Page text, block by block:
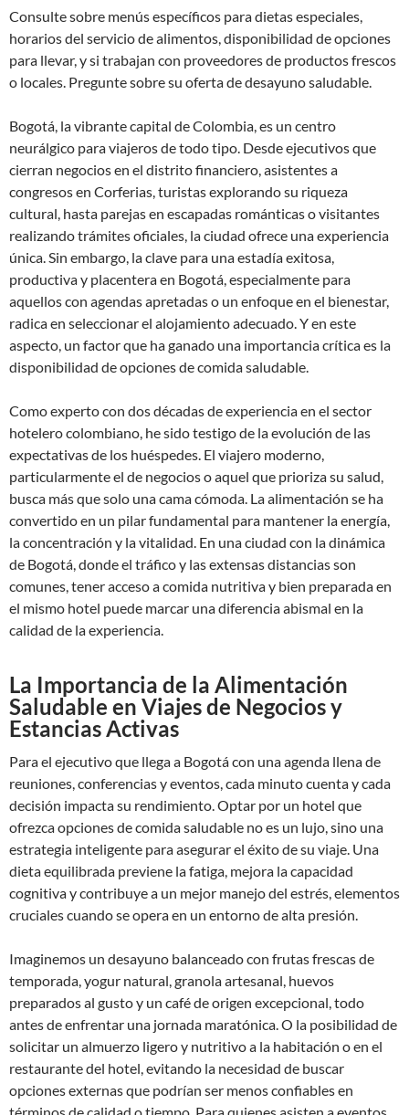
Consulte sobre menús específicos para dietas especiales,
horarios del servicio de alimentos, disponibilidad de opciones
para llevar, y si trabajan con proveedores de productos frescos
o locales. Pregunte sobre su oferta de desayuno saludable.
Bogotá, la vibrante capital de Colombia, es un centro
neurálgico para viajeros de todo tipo. Desde ejecutivos que
cierran negocios en el distrito financiero, asistentes a
congresos en Corferias, turistas explorando su riqueza
cultural, hasta parejas en escapadas románticas o visitantes
realizando trámites oficiales, la ciudad ofrece una experiencia
única. Sin embargo, la clave para una estadía exitosa,
productiva y placentera en Bogotá, especialmente para
aquellos con agendas apretadas o un enfoque en el bienestar,
radica en seleccionar el alojamiento adecuado. Y en este
aspecto, un factor que ha ganado una importancia crítica es la
disponibilidad de opciones de comida saludable.
Como experto con dos décadas de experiencia en el sector
hotelero colombiano, he sido testigo de la evolución de las
expectativas de los huéspedes. El viajero moderno,
particularmente el de negocios o aquel que prioriza su salud,
busca más que solo una cama cómoda. La alimentación se ha
convertido en un pilar fundamental para mantener la energía,
la concentración y la vitalidad. En una ciudad con la dinámica
de Bogotá, donde el tráfico y las extensas distancias son
comunes, tener acceso a comida nutritiva y bien preparada en
el mismo hotel puede marcar una diferencia abismal en la
calidad de la experiencia.
La Importancia de la Alimentación
Saludable en Viajes de Negocios y
Estancias Activas
Para el ejecutivo que llega a Bogotá con una agenda llena de
reuniones, conferencias y eventos, cada minuto cuenta y cada
decisión impacta su rendimiento. Optar por un hotel que
ofrezca opciones de comida saludable no es un lujo, sino una
estrategia inteligente para asegurar el éxito de su viaje. Una
dieta equilibrada previene la fatiga, mejora la capacidad
cognitiva y contribuye a un mejor manejo del estrés, elementos
cruciales cuando se opera en un entorno de alta presión.
Imaginemos un desayuno balanceado con frutas frescas de
temporada, yogur natural, granola artesanal, huevos
preparados al gusto y un café de origen excepcional, todo
antes de enfrentar una jornada maratónica. O la posibilidad de
solicitar un almuerzo ligero y nutritivo a la habitación o en el
restaurante del hotel, evitando la necesidad de buscar
opciones externas que podrían ser menos confiables en